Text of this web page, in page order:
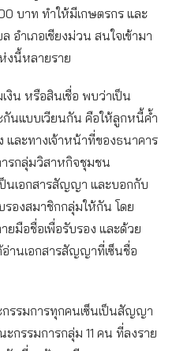
บาท ทำให้มีเกษตรกร และ
ำเภอเชียงม่วน สนใจเข้ามา
งนี้หลายราย
น หรือสินเชื่อ พบว่าเป็น
นแบบเวียนกัน คือให้ลูกหนี้ค้ำ
ละทางเจ้าหน้าที่ของธนาคาร
รกลุ่มวิสาหกิจชุมชน
นเอกสารสัญญา และบอกกับ
รองสมาชิกกลุ่มให้กัน โดย
ยมือชื่อเพื่อรับรอง และด้วย
านเอกสารสัญญาที่เซ็นชื่อ
รรมการทุกคนเซ็นเป็นสัญญา
กรรมการกลุ่ม 11 คน ที่ลงราย